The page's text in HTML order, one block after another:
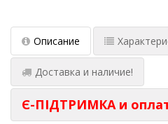
Описание
Доставка и наличие!
Є-ПІДТРИМКА и